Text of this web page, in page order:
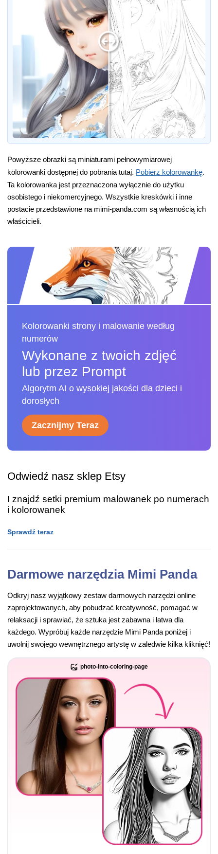
Powyższe obrazki są miniaturami pełnowymiarowej
kolorowanki dostępnej do pobrania tutaj. Pobierz kolorowankę.
Ta kolorowanka jest przeznaczona wyłącznie do użytku
osobistego i niekomercyjnego. Wszystkie kreskówki i inne
postacie przedstawione na mimi-panda.com są własnością ich
właścicieli.
Kolorowanki strony i malowanie według
numerów
Wykonane z twoich zdjęć
lub przez Prompt
Algorytm AI o wysokiej jakości dla dzieci i
dorosłych
Zacznijmy Teraz
Odwiedź nasz sklep Etsy
I znajdź setki premium malowanek po numerach
i kolorowanek
Sprawdź teraz
Darmowe narzędzia Mimi Panda
Odkryj nasz wyjątkowy zestaw darmowych narzędzi online
zaprojektowanych, aby pobudzać kreatywność, pomagać w
relaksacji i sprawiać, że sztuka jest zabawna i łatwa dla
każdego. Wypróbuj każde narzędzie Mimi Panda poniżej i
uwolnij swojego wewnętrznego artystę w zaledwie kilka kliknięć!
photo-into-coloring-page